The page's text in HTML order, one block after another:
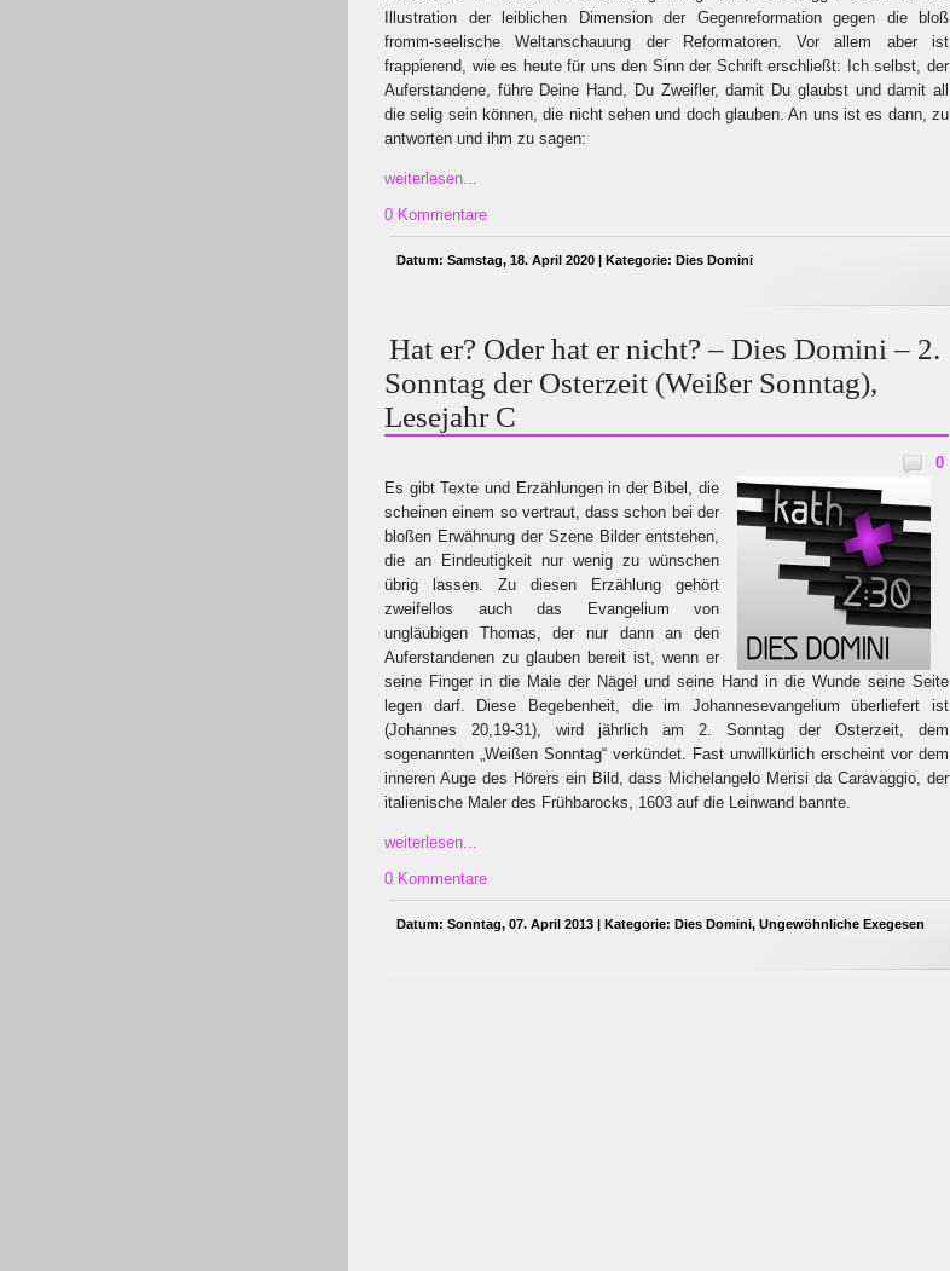
Illustration der leiblichen Dimension der Gegenreformation gegen die bloß
fromm-seelische Weltanschauung der Reformatoren. Vor allem aber ist
frappierend, wie es heute für uns den Sinn der Schrift erschließt: Ich selbst, der
Auferstandene, führe Deine Hand, Du Zweifler, damit Du glaubst und damit all
die selig sein können, die nicht sehen und doch glauben. An uns ist es dann, zu
antworten und ihm zu sagen:
weiterlesen...
0 Kommentare
Datum: Samstag, 18. April 2020 | Kategorie: Dies Domini
Hat er? Oder hat er nicht? – Dies Domini – 2.
Sonntag der Osterzeit (Weißer Sonntag),
Lesejahr C
0
Es gibt Texte und Erzählungen in der Bibel, die
scheinen einem so vertraut, dass schon bei der
bloßen Erwähnung der Szene Bilder entstehen,
die an Eindeutigkeit nur wenig zu wünschen
übrig lassen. Zu diesen Erzählung gehört
zweifellos auch das Evangelium von
ungläubigen Thomas, der nur dann an den
Auferstandenen zu glauben bereit ist, wenn er
seine Finger in die Male der Nägel und seine Hand in die Wunde seine Seite
legen darf. Diese Begebenheit, die im Johannesevangelium überliefert ist
(Johannes 20,19-31), wird jährlich am 2. Sonntag der Osterzeit, dem
sogenannten „Weißen Sonntag“ verkündet. Fast unwillkürlich erscheint vor dem
inneren Auge des Hörers ein Bild, dass Michelangelo Merisi da Caravaggio, der
italienische Maler des Frühbarocks, 1603 auf die Leinwand bannte.
weiterlesen...
0 Kommentare
Datum: Sonntag, 07. April 2013 | Kategorie: Dies Domini, Ungewöhnliche Exegesen